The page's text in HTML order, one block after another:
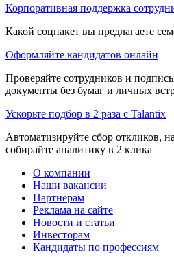
Корпоративная поддержка
Какой соцпакет вы предлагаете
Оформляйте кандидатов онлайн
Проверяйте сотрудников и
документы без бумаг и личных
Ускорьте подбор в 2 раза с Talantix
Автоматизируйте сбор откликов,
собирайте аналитику в 2 клика
О компании
Наши вакансии
Партнерам
Реклама на сайте
Новости и статьи
Инвесторам
Кандидаты по профессиям